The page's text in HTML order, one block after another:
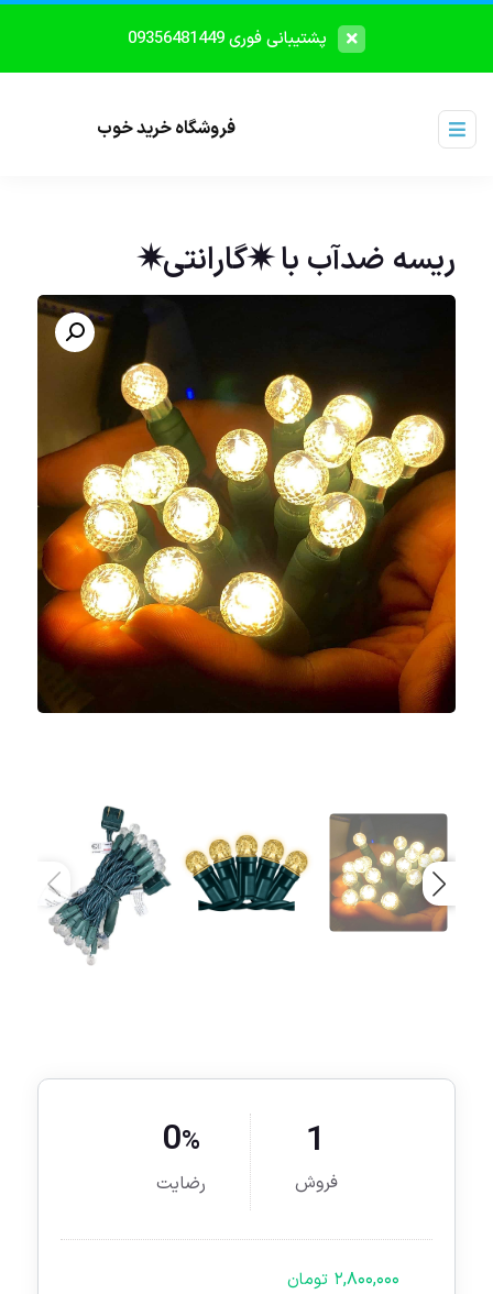
پشتیبانی فوری 09356481449
فروشگاه خرید خوب
ریسه ضدآب با ✷گارانتی✷
1
فروش
0%
رضایت
۲,۸۰۰,۰۰۰ تومان